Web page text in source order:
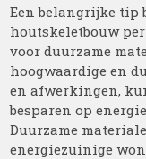
Een belangrijke tip
houtskeletbouw
voor duurzame
hoogwaardige en
en afwerkingen,
besparen op
Duurzame
energiezuinige